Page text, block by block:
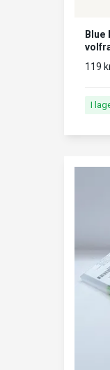
Blue
119
I